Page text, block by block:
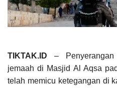
TIKTAK.ID –
jemaah di Masjid Al Aqsa
telah memicu ketegangan di